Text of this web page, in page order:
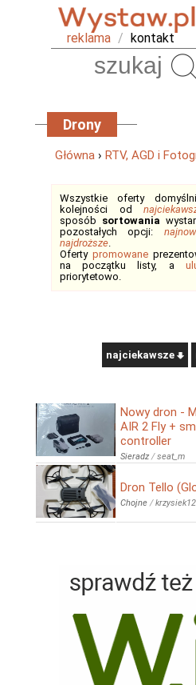
reklama / kontakt
Drony
Główna › RTV, AGD i
Wszystkie oferty
kolejności od
sposób sortowania
pozostałych opcji:
najdroższe.
Oferty promowane
na początku listy, a
priorytetowo.
najciekawsze
Nowy dron -
AIR 2 Fly +
controller
Sieradz /seat_m
Dron Tello
Chojne /